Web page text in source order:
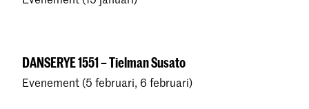
DANSERYE 1551 – Tielman Susato
Evenement (5 februari, 6 februari)